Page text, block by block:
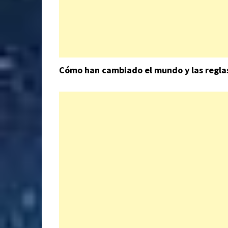
Cómo han cambiado el mundo y las